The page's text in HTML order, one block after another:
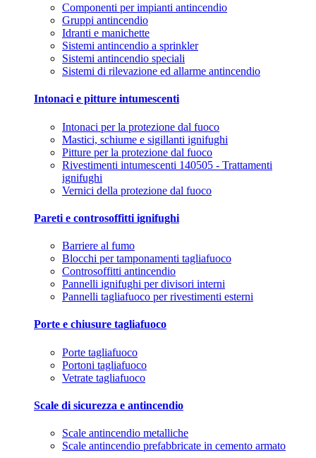
Componenti per impianti antincendio
Gruppi antincendio
Idranti e manichette
Sistemi antincendio a sprinkler
Sistemi antincendio speciali
Sistemi di rilevazione ed allarme antincendio
Intonaci e pitture intumescenti
Intonaci per la protezione dal fuoco
Mastici, schiume e sigillanti ignifughi
Pitture per la protezione dal fuoco
Rivestimenti intumescenti 140505 - Trattamenti
ignifughi
Vernici della protezione dal fuoco
Pareti e controsoffitti ignifughi
Barriere al fumo
Blocchi per tamponamenti tagliafuoco
Controsoffitti antincendio
Pannelli ignifughi per divisori interni
Pannelli tagliafuoco per rivestimenti esterni
Porte e chiusure tagliafuoco
Porte tagliafuoco
Portoni tagliafuoco
Vetrate tagliafuoco
Scale di sicurezza e antincendio
Scale antincendio metalliche
Scale antincendio prefabbricate in cemento armato